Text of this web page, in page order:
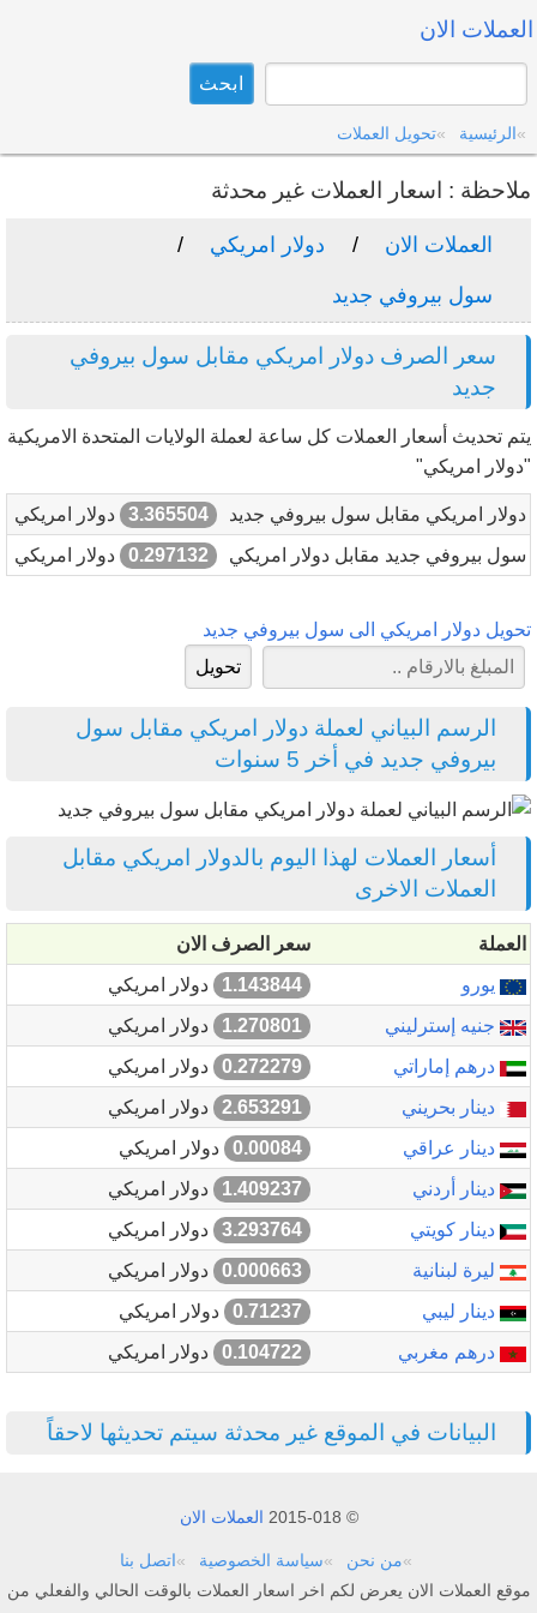
العملات الان
الرئيسية تحويل العملات
ملاحظة : اسعار العملات غير محدثة
العملات الان دولار امريكي
سول بيروفي جديد
سعر الصرف دولار امريكي مقابل سول بيروفي
جديد
يتم تحديث أسعار العملات كل ساعة لعملة الولايات المتحدة الامريكية
"دولار امريكي"
دولار امريكي مقابل سول بيروفي جديد 3.365504
دولار امريكي
سول بيروفي جديد مقابل دولار امريكي
0.297132 دولار امريكي
تحويل دولار امريكي الى سول بيروفي جديد
الرسم البياني لعملة دولار امريكي مقابل سول
بيروفي جديد في أخر 5 سنوات
أسعار العملات لهذا اليوم بالدولار امريكي مقابل
العملات الاخرى
العملة
سعر الصرف الان
يورو
1.143844
دولار امريكي
جنيه إسترليني
1.270801
دولار امريكي
درهم إماراتي
0.272279
دولار امريكي
دينار بحريني
2.653291
دولار امريكي
دينار عراقي
0.00084
دولار امريكي
دينار أردني
1.409237
دولار امريكي
دينار كويتي
3.293764
دولار امريكي
ليرة لبنانية
0.000663
دولار امريكي
دينار ليبي
0.71237
دولار امريكي
درهم مغربي
0.104722 دولار امريكي
البيانات في الموقع غير محدثة سيتم تحديثها لاحقاً
© 2015-018 العملات الان
من نحن سياسة الخصوصية
اتصل بنا
موقع العملات الان يعرض لكم اخر اسعار العملات بالوقت الحالي والفعلي من